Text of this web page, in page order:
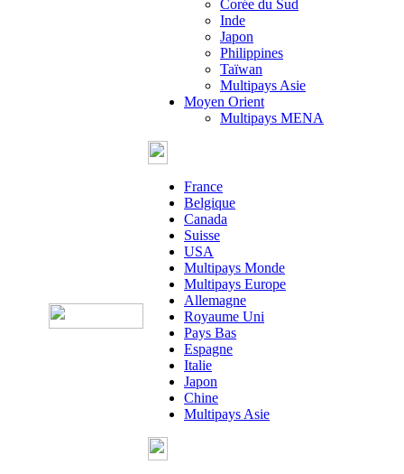
Corée du Sud
Inde
Japon
Philippines
Taïwan
Multipays Asie
Moyen Orient
Multipays MENA
France
Belgique
Canada
Suisse
USA
Multipays Monde
Multipays Europe
Allemagne
Royaume Uni
Pays Bas
Espagne
Italie
Japon
Chine
Multipays Asie